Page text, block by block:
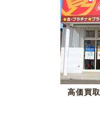
高価買